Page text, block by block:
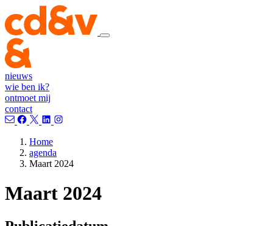
nieuws
wie ben ik?
ontmoet mij
contact
Home
agenda
Maart 2024
Maart 2024